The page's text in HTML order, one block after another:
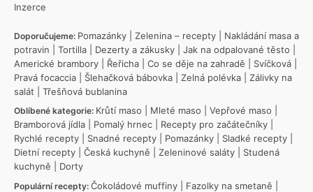
Inzerce
Doporučujeme: Pomazánky Zelenina – recepty
Nakládání masa a
potravin
Tortilla Dezerty a zákusky Jak na odpalované těsto
Americké brambory
Řeřicha Co se děje na zahradě Svíčková
Pravá focaccia
Šlehačková bábovka Zelná polévka
Zálivky na
salát
Třešňová bublanina
Oblíbené kategorie: Krůtí maso Mleté maso Vepřové maso
Bramborová jídla
Pomalý hrnec Recepty pro začátečníky
Rychlé recepty
Snadné recepty Pomazánky Sladké recepty
Dietní recepty
Česká kuchyně Zeleninové saláty
Studená
kuchyně
Dorty
Populární recepty: Čokoládové muffiny Fazolky na smetaně